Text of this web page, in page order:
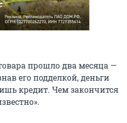
прошло два месяца —
его подделкой, деньги
кредит. Чем закончится